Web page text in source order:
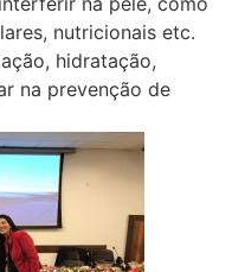
nutricionais etc.
hidratação,
na prevenção de